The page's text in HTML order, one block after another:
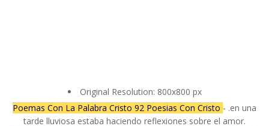
Original Resolution: 800x800 px
Poemas Con La Palabra Cristo 92 Poesias Con Cristo - .en una
tarde lluviosa estaba haciendo reflexiones sobre el amor.